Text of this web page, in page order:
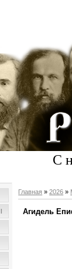
С
Главная »2026 »
Агидель